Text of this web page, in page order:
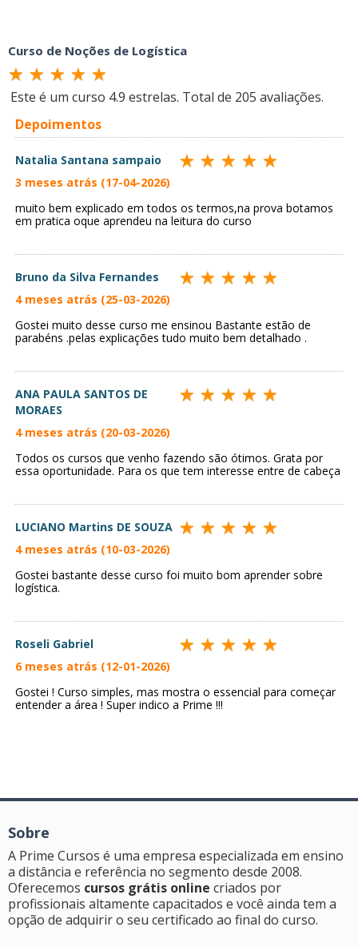
Curso de Noções de Logística
Este é um curso 4.9 estrelas. Total de 205 avaliações.
Depoimentos
Natalia Santana sampaio
3 meses atrás (17-04-2026)
muito bem explicado em todos os termos,na prova botamos
em pratica oque aprendeu na leitura do curso
Bruno da Silva Fernandes
4 meses atrás (25-03-2026)
Gostei muito desse curso me ensinou Bastante estão de
parabéns .pelas explicações tudo muito bem detalhado .
ANA PAULA SANTOS DE
MORAES
4 meses atrás (20-03-2026)
Todos os cursos que venho fazendo são ótimos. Grata por
essa oportunidade. Para os que tem interesse entre de cabeça
LUCIANO Martins DE SOUZA
4 meses atrás (10-03-2026)
Gostei bastante desse curso foi muito bom aprender sobre
logística.
Roseli Gabriel
6 meses atrás (12-01-2026)
Gostei ! Curso simples, mas mostra o essencial para começar
entender a área ! Super indico a Prime !!!
Sobre
A Prime Cursos é uma empresa especializada em ensino
a distância e referência no segmento desde 2008.
Oferecemos cursos grátis online criados por
profissionais altamente capacitados e você ainda tem a
opção de adquirir o seu certificado ao final do curso.